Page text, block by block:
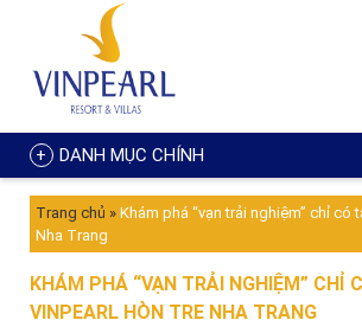
DANH MỤC CHÍNH
Trang chủ » Khám phá “vạn trải nghiệm” chỉ có
Nha Trang
KHÁM PHÁ “VẠN TRẢI NGHIỆM” CHỈ
VINPEARL HÒN TRE NHA TRANG